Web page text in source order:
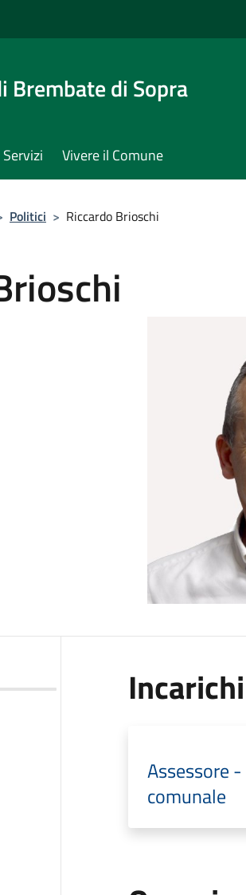
Brembate di Sopra
Servizi Vivere il Comune
Politici > Riccardo Brioschi
Incarichi
Assessore
comunale